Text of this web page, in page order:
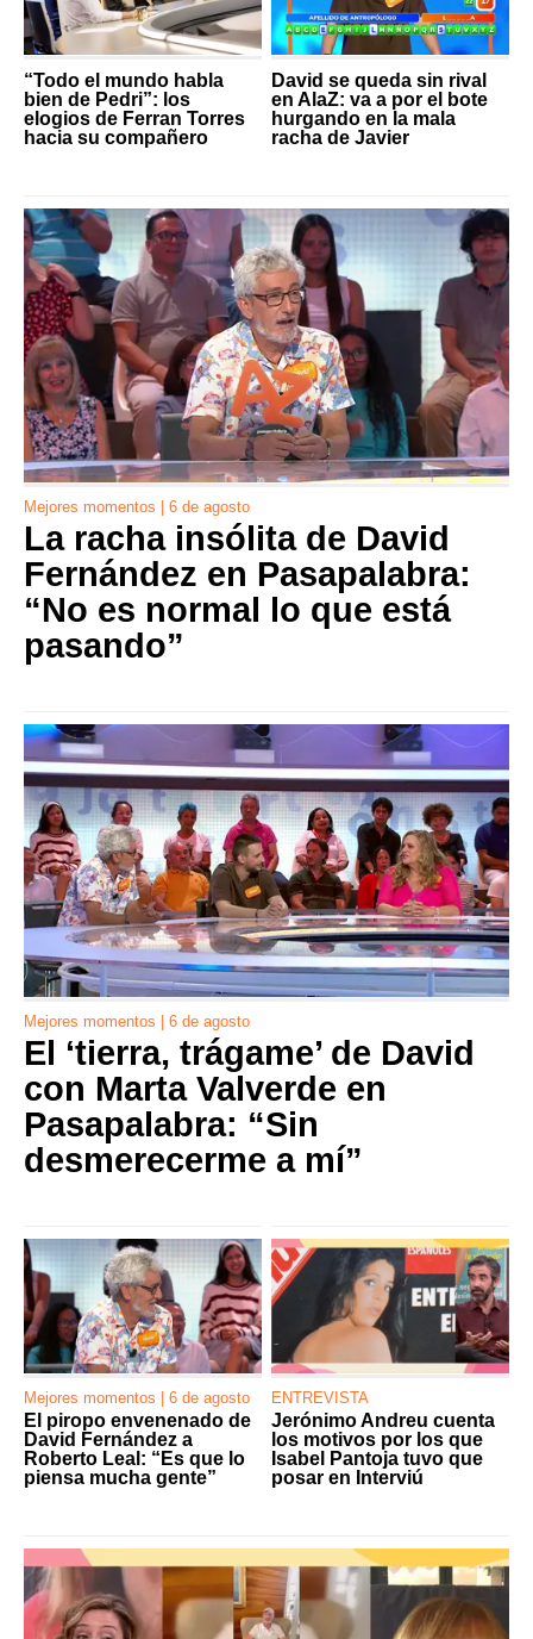
“Todo el mundo habla
bien de Pedri”: los
elogios de Ferran Torres
hacia su compañero
David se queda sin rival
en AlaZ: va a por el bote
hurgando en la mala
racha de Javier
Mejores momentos | 6 de agosto
La racha insólita de David
Fernández en Pasapalabra:
“No es normal lo que está
pasando”
Mejores momentos | 6 de agosto
El ‘tierra, trágame’ de David
con Marta Valverde en
Pasapalabra: “Sin
desmerecerme a mí”
Mejores momentos | 6 de agosto
El piropo envenenado de
David Fernández a
Roberto Leal: “Es que lo
piensa mucha gente”
ENTREVISTA
Jerónimo Andreu cuenta
los motivos por los que
Isabel Pantoja tuvo que
posar en Interviú